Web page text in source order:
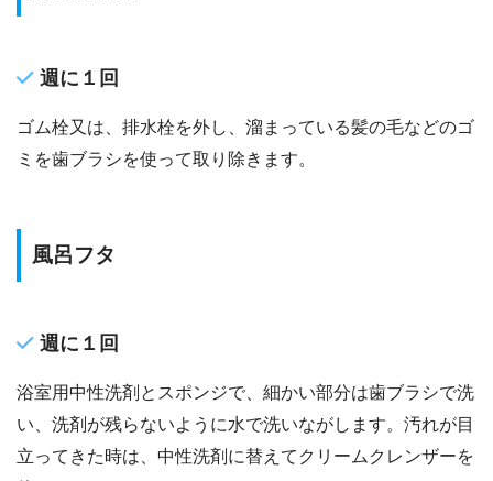
週に１回
ゴム栓又は、排水栓を外し、溜まっている髪の毛などのゴ
ミを歯ブラシを使って取り除きます。
風呂フタ
週に１回
浴室用中性洗剤とスポンジで、細かい部分は歯ブラシで洗
い、洗剤が残らないように水で洗いながします。汚れが目
立ってきた時は、中性洗剤に替えてクリームクレンザーを